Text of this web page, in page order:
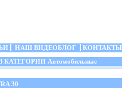
НАШ ВИДЕОБЛОГ КОНТАКТЫ
Автомобильные
30